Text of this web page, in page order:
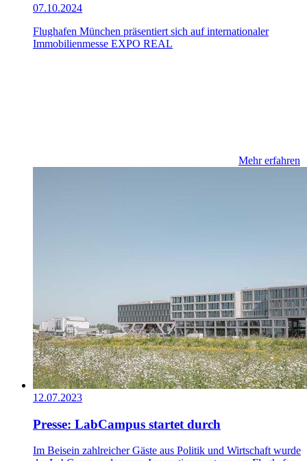
07.10.2024
Flughafen München präsentiert sich auf internationaler
Immobilienmesse EXPO REAL
Mehr erfahren
12.07.2023
Presse: LabCampus startet durch
Im Beisein zahlreicher Gäste aus Politik und Wirtschaft wurde